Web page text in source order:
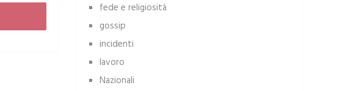
fede e religiosità
gossip
incidenti
lavoro
Nazionali